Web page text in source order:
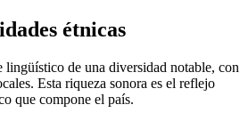
étnicas
lingüístico de una diversidad notable, con
Esta riqueza sonora es el reflejo
que compone el país.